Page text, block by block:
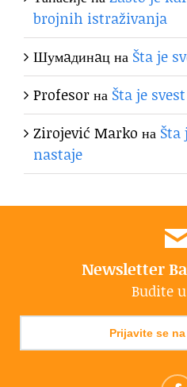
brojnih istraživanja
Шумaдинaцна Šta je
Profesorна Šta je
Zirojević Marko на Šta
nastaje
Newsletter
Budite
Prijavite se